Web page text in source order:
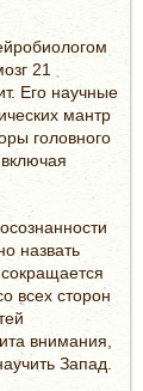
21
Его научные
мантр
головного
назвать
сокращается
всех сторон
внимания,
Запад.